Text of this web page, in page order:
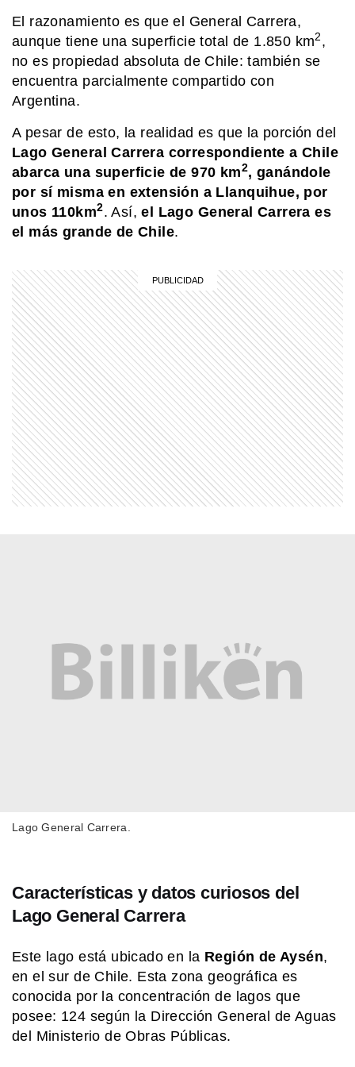
El razonamiento es que el General Carrera,
aunque tiene una superficie total de 1.850 km2 ,
no es propiedad absoluta de Chile: también se
encuentra parcialmente compartido con
Argentina.
A pesar de esto, la realidad es que la porción del
Lago General Carrera correspondiente a Chile
abarca una superficie de 970 km2, ganándole
por sí misma en extensión a Llanquihue, por
unos 110km2. Así,el Lago General Carrera es
el más grande de Chile.
Lago General Carrera.
Características y datos curiosos del
Lago General Carrera
Este lago está ubicado en la Región de Aysén,
en el sur de Chile. Esta zona geográfica es
conocida por la concentración de lagos que
posee: 124 según la Dirección General de Aguas
del Ministerio de Obras Públicas.
COMUNIDAD EDUCATIVA
¿Cómo se hace una infografía clara y
atractiva?
¿Qué significa cuando los perros se
SABER MAS
Mar, golfo, bahía y estrecho: ¿cómo se
diferencian?
MI PAIS
¿Por qué el lago Vintter es uno de los
más pintorescos de Chubut?
MI PAIS
24 de junio: ¿Por qué es uno de los
días más "argentinos" que existe?
SABER MAS
¿Por qué los perros dan vueltas antes
de dormir?
COMUNIDAD EDUCATIVA
Crianza 2.0: la literatura infantil y
cómo fomentarla en las casas y
Una banana pegada en la pared: la
MI PAIS
Existe un pueblo argentino en Salta
terrestre si pasás por Bolivia
MI PAIS
Conocé el nombre completo de
Manuel Belgrano